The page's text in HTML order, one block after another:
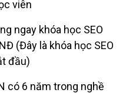
viên
ngay khóa học SEO
(Đây là khóa học SEO
đầu)
có 6 năm trong nghề